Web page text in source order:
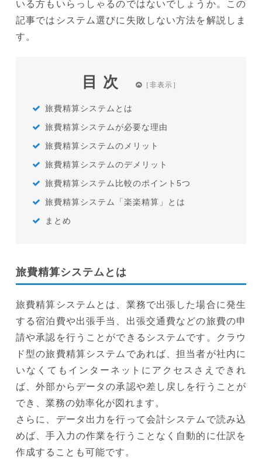
いる方もいらっしゃるのではないでしょうか。この
記事ではシステム選びに失敗しない方法を解説しま
す。
目次
旅費精算システムとは
旅費精算システムが必要な理由
旅費精算システムのメリット
旅費精算システムのデメリット
旅費精算システム比較のポイント5つ
旅費精算システム「楽楽精算」とは
まとめ
旅費精算システムとは
旅費精算システムとは、業務で出張した場合に発生
する宿泊費や出張手当、出張交通費などの旅費の申
請や承認を行うことができるシステムです。クラウ
ド型の旅費精算システムであれば、担当者が社内に
いなくてもインターネットにアクセスさえできれ
ば、外部からデータの承認や差し戻しを行うことが
でき、業務の効率化が図れます。
さらに、データ出力を行って会計システムで読み込
めば、手入力の作業を行うことなく自動的に仕訳を
作成することも可能です。